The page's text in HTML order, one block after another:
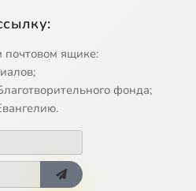
ящике:
фонда;